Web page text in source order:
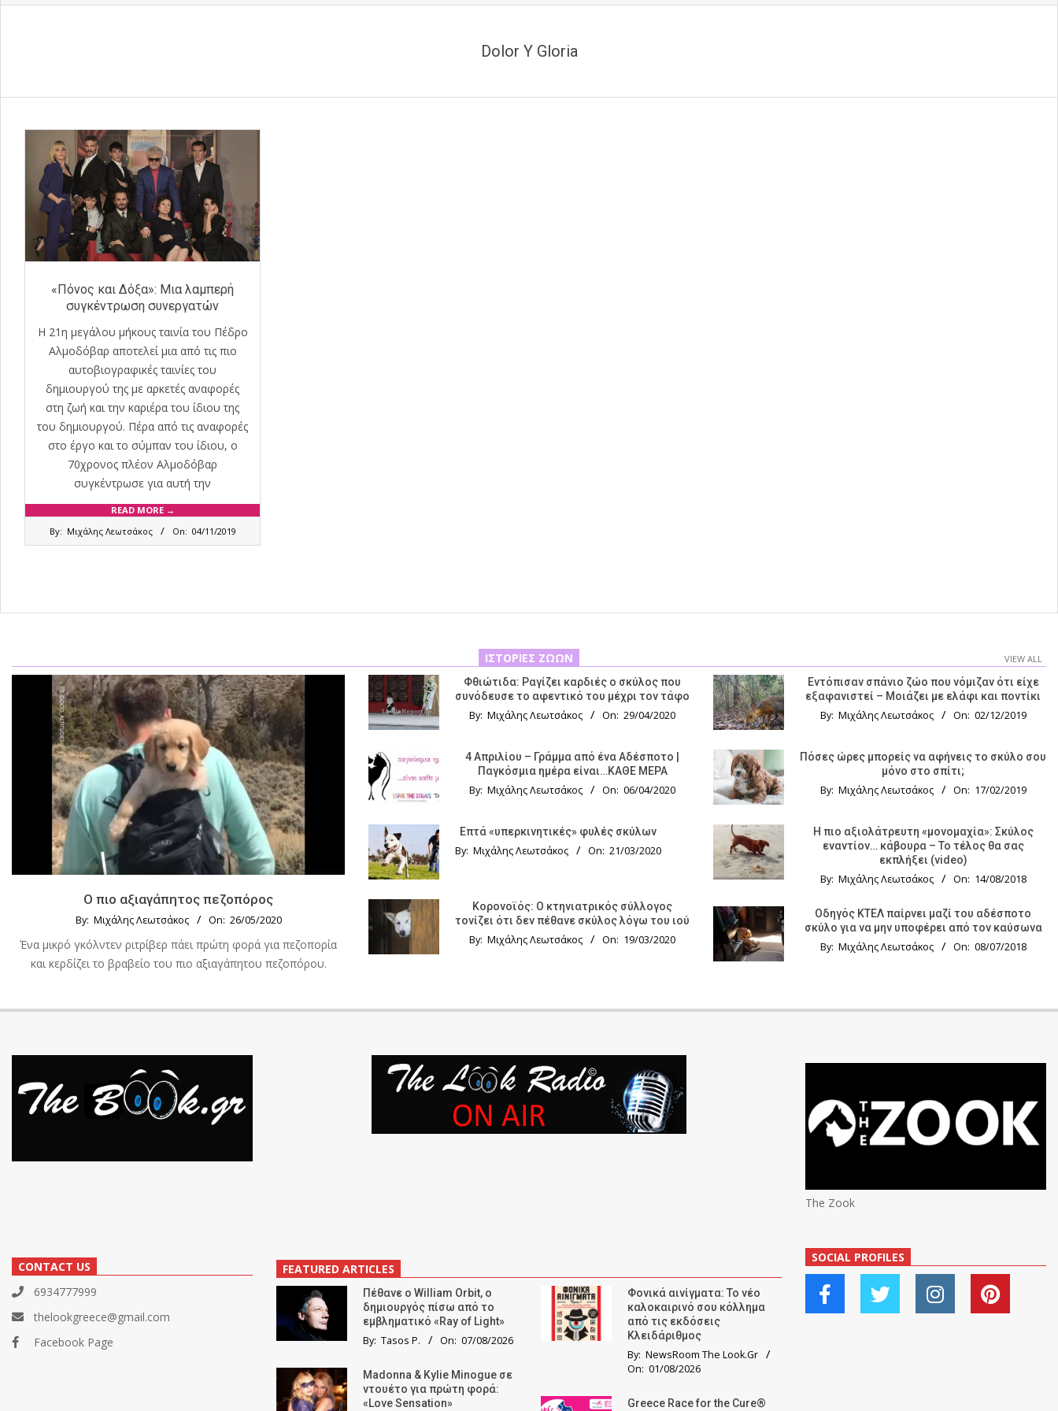
Dolor Y Gloria
«Πόνος και Δόξα»: Μια λαμπερή
συγκέντρωση συνεργατών
Η 21η μεγάλου μήκους ταινία του Πέδρο
Αλμοδόβαρ αποτελεί μια από τις πιο
αυτοβιογραφικές ταινίες του
δημιουργού της με αρκετές αναφορές
στη ζωή και την καριέρα του ίδιου της
του δημιουργού. Πέρα από τις αναφορές
στο έργο και το σύμπαν του ίδιου, ο
70χρονος πλέον Αλμοδόβαρ
συγκέντρωσε για αυτή την
READ MORE →
By: Μιχάλης Λεωτσάκος On: 04/11/2019
ΙΣΤΟΡΊΕΣ ΖΏΩΝ VIEW ALL
Ο πιο αξιαγάπητος πεζοπόρος
By: Μιχάλης Λεωτσάκος On: 26/05/2020
Ένα μικρό γκόλντεν ριτρίβερ πάει πρώτη φορά για πεζοπορία
και κερδίζει το βραβείο του πιο αξιαγάπητου πεζοπόρου.
Φθιώτιδα: Ραγίζει καρδιές ο σκύλος που
συνόδευσε το αφεντικό του μέχρι τον τάφο
By: Μιχάλης Λεωτσάκος On: 29/04/2020
4 Απριλίου – Γράμμα από ένα Αδέσποτο |
Παγκόσμια ημέρα είναι…ΚΑΘΕ ΜΕΡΑ
By: Μιχάλης Λεωτσάκος On: 06/04/2020
Επτά «υπερκινητικές» φυλές σκύλων
By: Μιχάλης Λεωτσάκος On: 21/03/2020
Κορονοϊός: Ο κτηνιατρικός σύλλογος
τονίζει ότι δεν πέθανε σκύλος λόγω του ιού
By: Μιχάλης Λεωτσάκος On: 19/03/2020
Εντόπισαν σπάνιο ζώο που νόμιζαν ότι είχε
εξαφανιστεί – Μοιάζει με ελάφι και ποντίκι
By: Μιχάλης Λεωτσάκος On: 02/12/2019
Πόσες ώρες μπορείς να αφήνεις το σκύλο σου
μόνο στο σπίτι;
By: Μιχάλης Λεωτσάκος On: 17/02/2019
Η πιο αξιολάτρευτη «μονομαχία»: Σκύλος
εναντίον… κάβουρα – Το τέλος θα σας
εκπλήξει (video)
By: Μιχάλης Λεωτσάκος On: 14/08/2018
Οδηγός KTΕΛ παίρνει μαζί του αδέσποτο
σκύλο για να μην υποφέρει από τον καύσωνα
By: Μιχάλης Λεωτσάκος On: 08/07/2018
CONTACT US
6934777999
thelookgreece@gmail.com
Facebook Page
FEATURED ARTICLES
Πέθανε ο William Orbit, ο
δημιουργός πίσω από το
εμβληματικό «Ray of Light»
By: Tasos P. On: 07/08/2026
Madonna & Kylie Minogue σε
ντουέτο για πρώτη φορά:
«Love Sensation»
Φονικά αινίγματα: Το νέο
καλοκαιρινό σου κόλλημα
από τις εκδόσεις
Κλειδάριθμος
By: NewsRoom The Look.Gr
On: 01/08/2026
Greece Race for the Cure®
The Zook
SOCIAL PROFILES